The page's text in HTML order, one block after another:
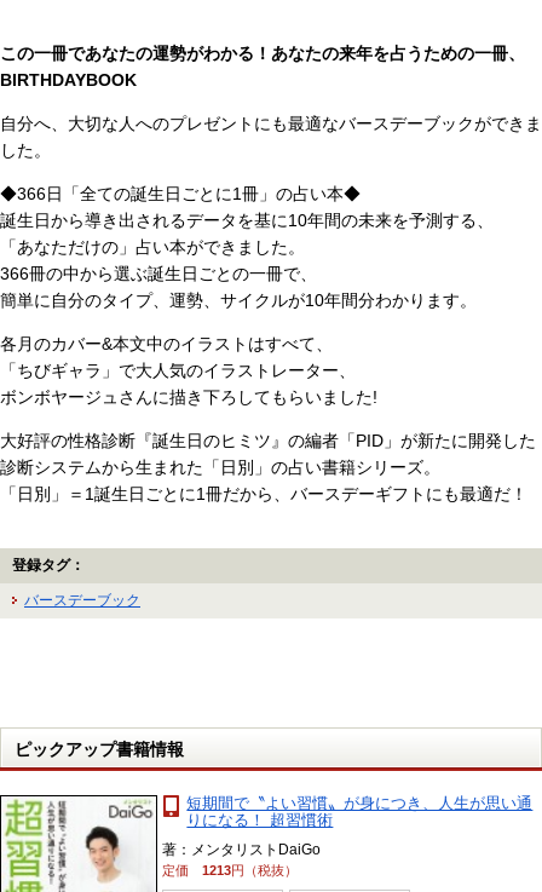
この一冊であなたの運勢がわかる！あなたの来年を占うための一冊、
BIRTHDAYBOOK
自分へ、大切な人へのプレゼントにも最適なバースデーブックができま
した。
◆366日「全ての誕生日ごとに1冊」の占い本◆
誕生日から導き出されるデータを基に10年間の未来を予測する、
「あなただけの」占い本ができました。
366冊の中から選ぶ誕生日ごとの一冊で、
簡単に自分のタイプ、運勢、サイクルが10年間分わかります。
各月のカバー&本文中のイラストはすべて、
「ちびギャラ」で大人気のイラストレーター、
ボンボヤージュさんに描き下ろしてもらいました!
大好評の性格診断『誕生日のヒミツ』の編者「PID」が新たに開発した
診断システムから生まれた「日別」の占い書籍シリーズ。
「日別」＝1誕生日ごとに1冊だから、バースデーギフトにも最適だ！
登録タグ：
バースデーブック
ピックアップ書籍情報
短期間で〝よい習慣〟が身につき、人生が思い通
りになる！ 超習慣術
著：メンタリストDaiGo
定価1213円（税抜）